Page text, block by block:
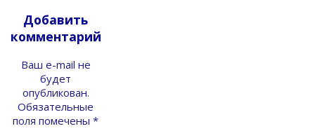
Добавить
комментарий
Ваш e-mail не
будет
опубликован.
Обязательные
поля помечены *